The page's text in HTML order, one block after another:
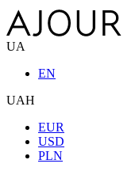
UA
EN
UAH
EUR
USD
PLN